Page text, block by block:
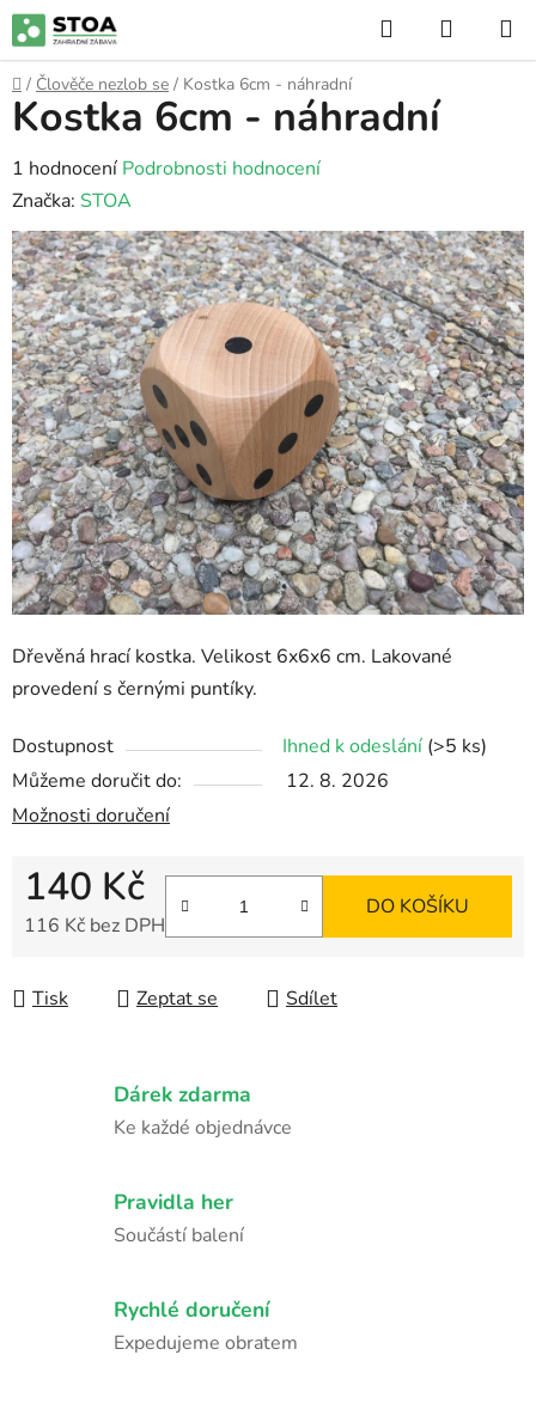
Přejít
na
obsah
Hledat
KOŠÍK
Domů
/ Člověče nezlob se / Kostka 6cm - náhradní
Dřevěná hrací kostka. Velikost 6x6x6 cm. Lakované
provedení s černými puntíky.
Dostupnost Ihned k odeslání (>5 ks)
Můžeme doručit do:
12. 8. 2026
Možnosti doručení
140 Kč
116 Kč bez DPH
DO KOŠÍKU
Tisk Zeptat se Sdílet
Kostka 6cm - náhradní
Průměrné
hodnocení
produktu
je
5,0
z
5
hvězdiček.
1 hodnocení Podrobnosti hodnocení
Značka: STOA
Dárek zdarma
Ke každé objednávce
Pravidla her
Součástí balení
Rychlé doručení
Expedujeme obratem